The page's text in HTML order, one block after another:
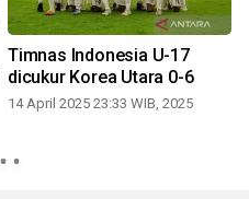
Timnas Indonesia U-17
dicukur Korea Utara 0-6
14 April 2025 23:33 WIB, 2025